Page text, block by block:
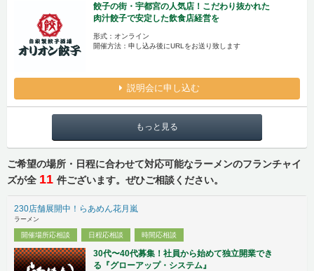
餃子の街・宇都宮の人気店！こだわり抜かれた
肉汁餃子で安定した飲食店経営を
形式：オンライン
開催方法：申し込み後にURLをお送り致します
説明会に申し込む
もっと見る
ご希望の場所・日程に合わせて対応可能なラーメンのフランチャイ
ズが全 11 件ございます。ぜひご相談ください。
230店舗展開中！らあめん花月嵐
ラーメン
開催場所応相談 日程応相談 時間応相談
30代〜40代募集！社員から始めて独立開業でき
る『グローアップ・システム』